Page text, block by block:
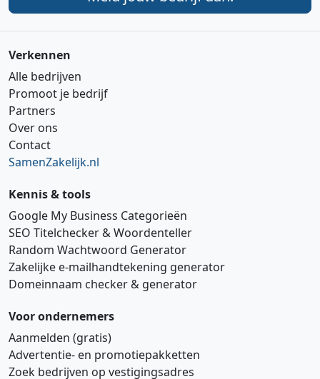
Verkennen
Alle bedrijven
Promoot je bedrijf
Partners
Over ons
Contact
SamenZakelijk.nl
Kennis & tools
Google My Business Categorieën
SEO Titelchecker & Woordenteller
Random Wachtwoord Generator
Zakelijke e‑mailhandtekening generator
Domeinnaam checker & generator
Voor ondernemers
Aanmelden (gratis)
Advertentie‑ en promotiepakketten
Zoek bedrijven op vestigingsadres